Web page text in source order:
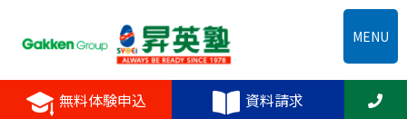
無料体験申込 資料請求
MENU